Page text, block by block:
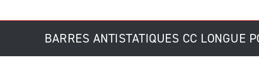
BARRES ANTISTATIQUES CC LONGUE